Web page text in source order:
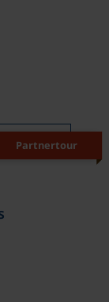
lesen
Partnertour